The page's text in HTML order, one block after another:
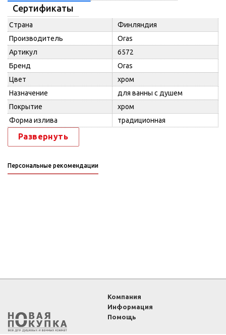
Сертификаты
Страна
Финляндия
Производитель
Oras
Артикул
6572
Бренд
Oras
Цвет
хром
Назначение
для ванны с душем
Покрытие
хром
Форма излива
традиционная
Развернуть
Персональные рекомендации
Компания
Информация
Помощь